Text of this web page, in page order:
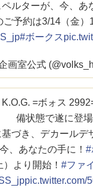
ルターが、今、あ
予約は3/14（金）
#ボークス
画室公式
=ボォス
備状態で遂に登場
づき、デカールデ
、あなたの手に！ #
より開始！ #ファ
pic.twitter.com/